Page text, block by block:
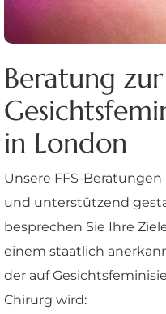
Beratung zur
in London
Unsere FFS-
und unterstützend
besprechen Sie Ihre
einem staatlich
der auf
Chirurg wird: